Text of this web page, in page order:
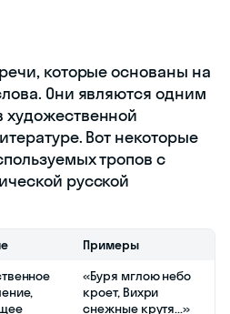
которые основаны на
Они являются одним
художественной
Вот некоторые
тропов с
русской
Примеры
«Буря мглою небо
кроет, Вихри
снежные крутя...»